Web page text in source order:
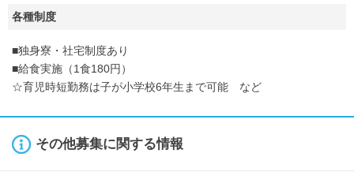
各種制度
■独身寮・社宅制度あり
■給食実施（1食180円）
☆育児時短勤務は子が小学校6年生まで可能 など
その他募集に関する情報